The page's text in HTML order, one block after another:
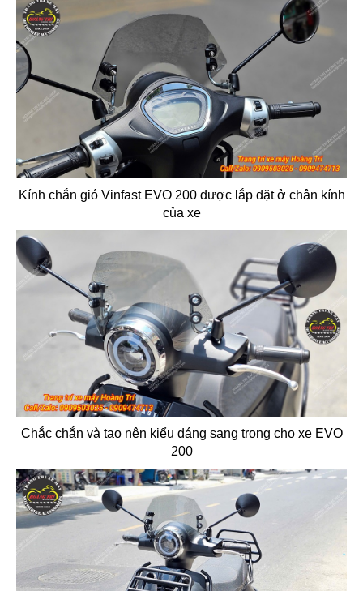
Kính chắn gió Vinfast EVO 200 được lắp đặt ở chân kính
của xe
Chắc chắn và tạo nên kiểu dáng sang trọng cho xe EVO
200